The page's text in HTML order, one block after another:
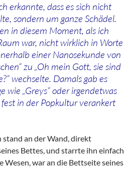
erkannte, dass es sich nicht
sondern um ganze Schädel.
in diesem Moment, als ich
war, nicht wirklich in Worte
einer Nanosekunde von
zu „Oh mein Gott, sie sind
wechselte. Damals gab es
wie „Greys“ oder irgendetwas
in der Popkultur verankert
stand an der Wand, direkt
Bettes, und starrte ihn einfach
Wesen, war an die Bettseite seines